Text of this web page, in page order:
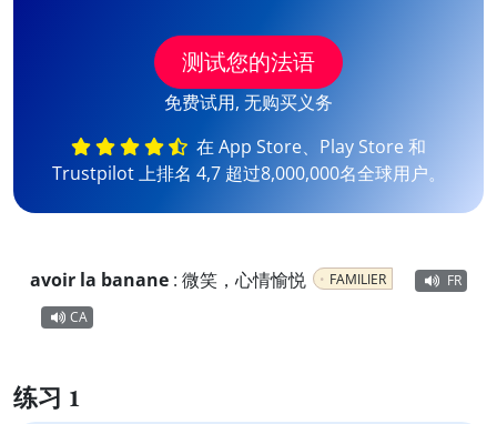
测试您的法语
免费试用, 无购买义务
在 App Store、Play Store 和
Trustpilot 上排名 4,7 超过8,000,000名全球用户。
avoir la banane : 微笑，心情愉悦 FAMILIER
FR
CA
练习 1